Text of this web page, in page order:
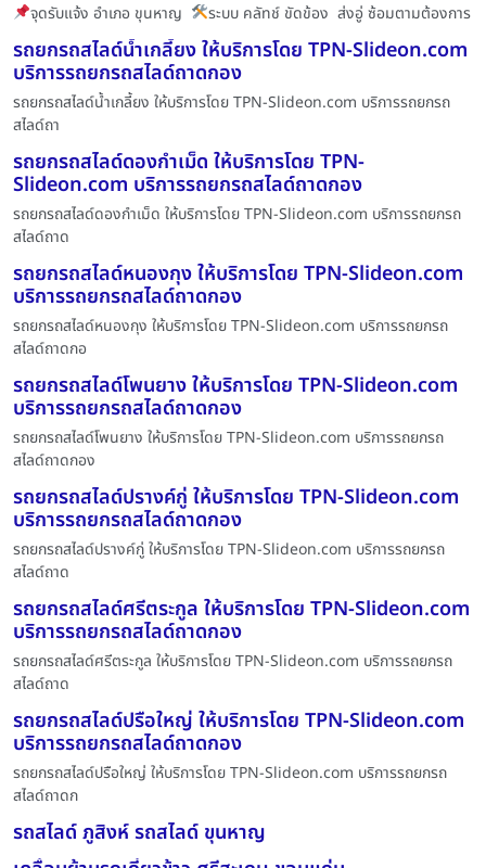
จุดรับแจ้ง อำเภอ ขุนหาญ ระบบ คลัทช์ ขัดข้อง ส่งอู่ ซ้อมตามต้องการ
รถยกรถสไลด์น้ำเกลี้ยง ให้บริการโดย TPN-Slideon.com
บริการรถยกรถสไลด์ถาดกอง
รถยกรถสไลด์น้ำเกลี้ยง ให้บริการโดย TPN-Slideon.com บริการรถยกรถ
สไลด์ถา
รถยกรถสไลด์ดองกำเม็ด ให้บริการโดย TPN-
Slideon.com บริการรถยกรถสไลด์ถาดกอง
รถยกรถสไลด์ดองกำเม็ด ให้บริการโดย TPN-Slideon.com บริการรถยกรถ
สไลด์ถาด
รถยกรถสไลด์หนองกุง ให้บริการโดย TPN-Slideon.com
บริการรถยกรถสไลด์ถาดกอง
รถยกรถสไลด์หนองกุง ให้บริการโดย TPN-Slideon.com บริการรถยกรถ
สไลด์ถาดกอ
รถยกรถสไลด์โพนยาง ให้บริการโดย TPN-Slideon.com
บริการรถยกรถสไลด์ถาดกอง
รถยกรถสไลด์โพนยาง ให้บริการโดย TPN-Slideon.com บริการรถยกรถ
สไลด์ถาดกอง
รถยกรถสไลด์ปรางค์กู่ ให้บริการโดย TPN-Slideon.com
บริการรถยกรถสไลด์ถาดกอง
รถยกรถสไลด์ปรางค์กู่ ให้บริการโดย TPN-Slideon.com บริการรถยกรถ
สไลด์ถาด
รถยกรถสไลด์ศรีตระกูล ให้บริการโดย TPN-Slideon.com
บริการรถยกรถสไลด์ถาดกอง
รถยกรถสไลด์ศรีตระกูล ให้บริการโดย TPN-Slideon.com บริการรถยกรถ
สไลด์ถาด
รถยกรถสไลด์ปรือใหญ่ ให้บริการโดย TPN-Slideon.com
บริการรถยกรถสไลด์ถาดกอง
รถยกรถสไลด์ปรือใหญ่ ให้บริการโดย TPN-Slideon.com บริการรถยกรถ
สไลด์ถาดก
รถสไลด์ ภูสิงห์ รถสไลด์ ขุนหาญ